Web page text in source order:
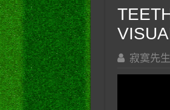
寂寞先生